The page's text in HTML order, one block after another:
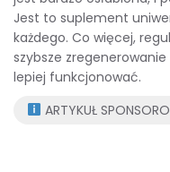
Jest to suplement
każdego. Co więcej,
szybsze
lepiej funkcjonować.
ARTYKUŁ